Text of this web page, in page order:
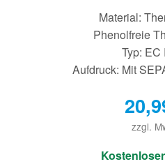
Material:
Phenolfreie
Typ:
Aufdruck: Mit
zzgl.